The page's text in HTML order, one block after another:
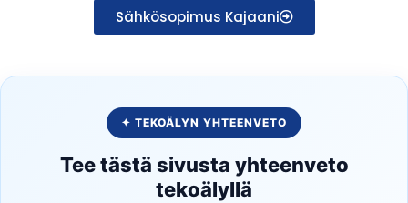
Sähkösopimus Kajaani
✦ TEKOÄLYN YHTEENVETO
Tee tästä sivusta yhteenveto
tekoälyllä